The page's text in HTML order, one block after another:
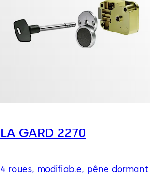
LA GARD 2270
4 roues, modifiable, pêne dormant